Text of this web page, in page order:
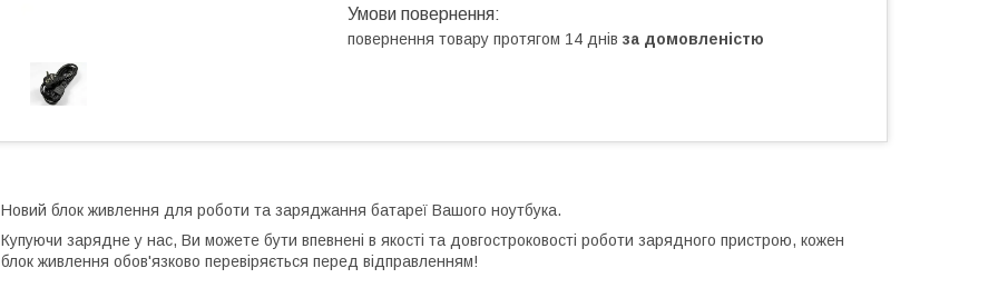
повернення товару протягом 14 днів за домовленістю
Новий блок живлення для роботи та заряджання батареї Вашого ноутбука.
Купуючи зарядне у нас, Ви можете бути впевнені в якості та довгостроковості роботи зарядного пристрою, кожен
блок живлення обов'язково перевіряється перед відправленням!